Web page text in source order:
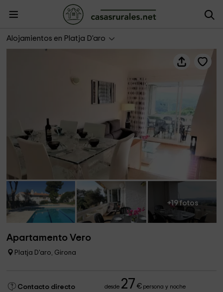
Alojamientos en Platja D'aro
+19 fotos
Apartamento Vero
Platja D'aro, Girona
Contacto directo desde 27 €persona y noche